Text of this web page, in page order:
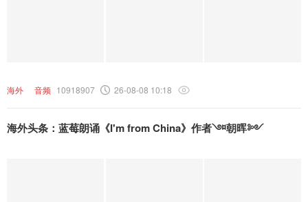
海外 音频 10918907 26-08-08 10:18
海外头条：蓝莓朗诵《I'm from China》作者༇朝晖༻